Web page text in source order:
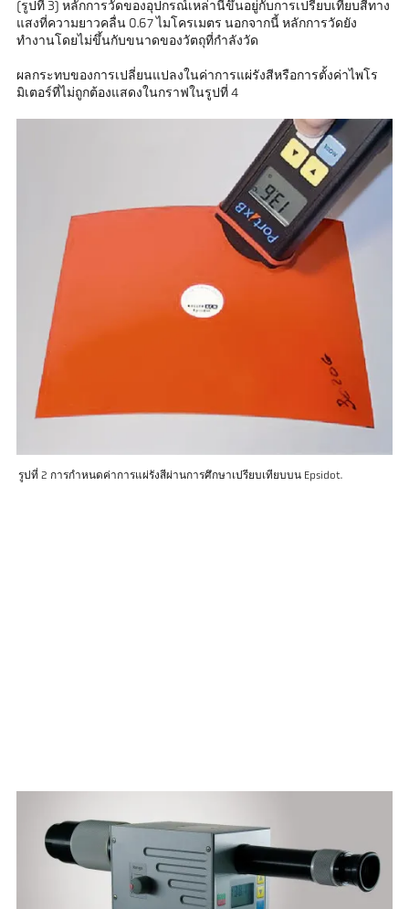
(รูปที่ 3) หลักการวัดของอุปกรณ์เหล่านี้ขึ้นอยู่กับการเปรียบเทียบสีทาง
แสงที่ความยาวคลื่น 0.67 ไมโครเมตร นอกจากนี้ หลักการวัดยัง
ทำงานโดยไม่ขึ้นกับขนาดของวัตถุที่กำลังวัด
ผลกระทบของการเปลี่ยนแปลงในค่าการแผ่รังสีหรือการตั้งค่าไพโร
มิเตอร์ที่ไม่ถูกต้องแสดงในกราฟในรูปที่ 4
รูปที่ 2 การกำหนดค่าการแผ่รังสีผ่านการศึกษาเปรียบเทียบบน Epsidot.